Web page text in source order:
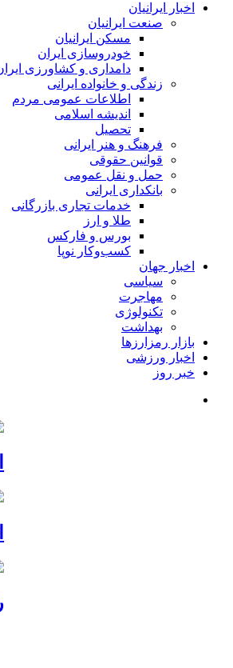
اخبار ایرانیان
صنعت ایرانیان
مسکن ایرانیان
خودروسازی ایران
دامداری و کشاورزی
زندگی و خانواده ایرانی
اطلاعات عمومی مردم
اندیشه اسلامی
تحصیل
فرهنگ و هنر ایرانی
قوانین حقوقی
حمل و نقل عمومی
بانکداری ایرانی
خدمات تجاری بازرگانی
طلا و ارز
بورس و فارکس
کسب‌وکار نوپا
اخبار جهان
سیاسی
مهاجرت
تکنولوژی
بهداشت
بازار رمزارزها
اخبار ورزشی
خبر روز